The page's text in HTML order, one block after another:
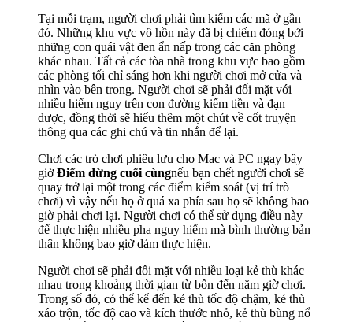
Tại mỗi trạm, người chơi phải tìm kiếm các mã ở gần
đó. Những khu vực vô hồn này đã bị chiếm đóng bởi
những con quái vật đen ẩn nấp trong các căn phòng
khác nhau. Tất cả các tòa nhà trong khu vực bao gồm
các phòng tối chỉ sáng hơn khi người chơi mở cửa và
nhìn vào bên trong. Người chơi sẽ phải đối mặt với
nhiều hiểm nguy trên con đường kiếm tiền và đạn
dược, đồng thời sẽ hiểu thêm một chút về cốt truyện
thông qua các ghi chú và tin nhắn để lại.
Chơi các trò chơi phiêu lưu cho Mac và PC ngay bây
giờĐiểm dừng cuối cùngnếu bạn chết người chơi sẽ
quay trở lại một trong các điểm kiểm soát (vị trí trò
chơi) vì vậy nếu họ ở quá xa phía sau họ sẽ không bao
giờ phải chơi lại. Người chơi có thể sử dụng điều này
để thực hiện nhiều pha nguy hiểm mà bình thường bản
thân không bao giờ dám thực hiện.
Người chơi sẽ phải đối mặt với nhiều loại kẻ thù khác
nhau trong khoảng thời gian từ bốn đến năm giờ chơi.
Trong số đó, có thể kể đến kẻ thù tốc độ chậm, kẻ thù
xáo trộn, tốc độ cao và kích thước nhỏ, kẻ thù bùng nổ